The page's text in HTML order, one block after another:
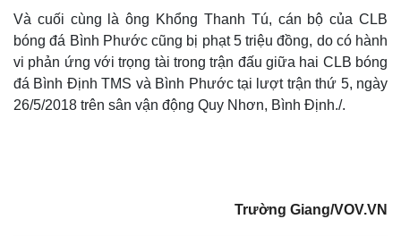
Và cuối cùng là ông Khổng Thanh Tú, cán bộ của CLB
bóng đá Bình Phước cũng bị phạt 5 triệu đồng, do có hành
vi phản ứng với trọng tài trong trận đấu giữa hai CLB bóng
đá Bình Định TMS và Bình Phước tại lượt trận thứ 5, ngày
26/5/2018 trên sân vận động Quy Nhơn, Bình Định./.
Trường Giang/VOV.VN